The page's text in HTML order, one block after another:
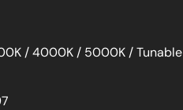
/ 4000K / 5000K / Tunable